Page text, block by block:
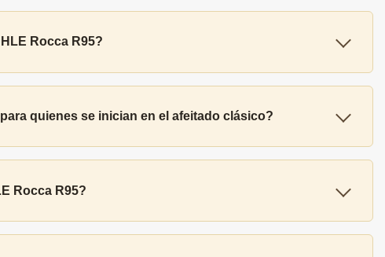
Rocca R95?
quienes se inician en el afeitado clásico?
Rocca R95?